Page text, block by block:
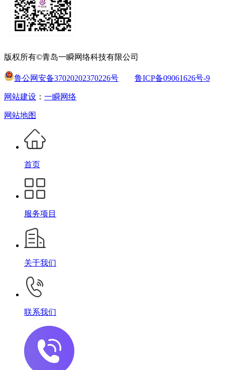
版权所有©青岛一瞬网络科技有限公司
鲁公网安备37020202370226号 鲁ICP备09061626号-9
网站建设 ： 一瞬网络
网站地图
首页
服务项目
关于我们
联系我们